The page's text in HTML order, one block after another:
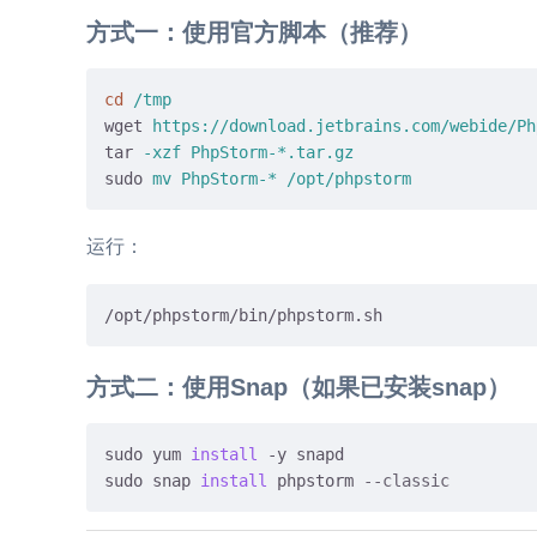
方式一：使用官方脚本（推荐）
cd
/tmp
wget
https://download.jetbrains.com/webide/
tar
-xzf PhpStorm-*.tar.gz
sudo mv PhpStorm-* /opt/phpstorm
运行：
方式二：使用Snap（如果已安装snap）
sudo yum install -y snapd
sudo snap install phpstorm --classic